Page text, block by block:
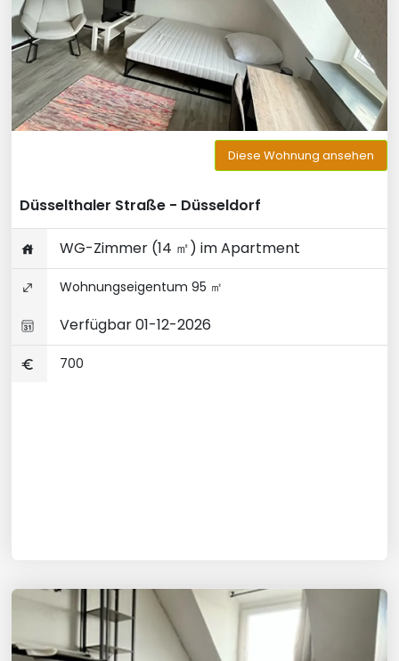
Diese Wohnung ansehen
Düsselthaler Straße - Düsseldorf
WG-Zimmer (14 ㎡) im Apartment
Wohnungseigentum 95 ㎡
Verfügbar 01-12-2026
700